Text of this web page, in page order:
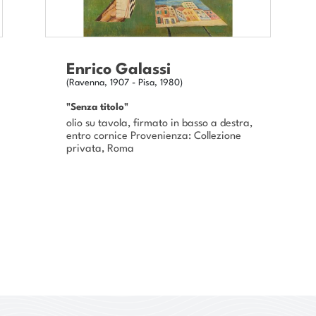
Enrico Galassi
(Ravenna, 1907 - Pisa, 1980)
"Senza titolo"
olio su tavola, firmato in basso a destra,
entro cornice Provenienza: Collezione
privata, Roma